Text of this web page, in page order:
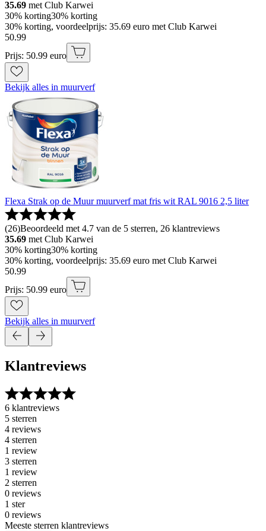
35.69 met Club Karwei
30% korting30% korting
30% korting, voordeelprijs: 35.69 euro met Club Karwei
50.99
Prijs: 50.99 euro
Bekijk alles in muurverf
Flexa Strak op de Muur muurverf mat fris wit RAL 9016 2,5 liter
(26)Beoordeeld met 4.7 van de 5 sterren, 26 klantreviews
35.69 met Club Karwei
30% korting30% korting
30% korting, voordeelprijs: 35.69 euro met Club Karwei
50.99
Prijs: 50.99 euro
Bekijk alles in muurverf
Klantreviews
6 klantreviews
5 sterren
4 reviews
4 sterren
1 review
3 sterren
1 review
2 sterren
0 reviews
1 ster
0 reviews
Meeste sterren klantreviews